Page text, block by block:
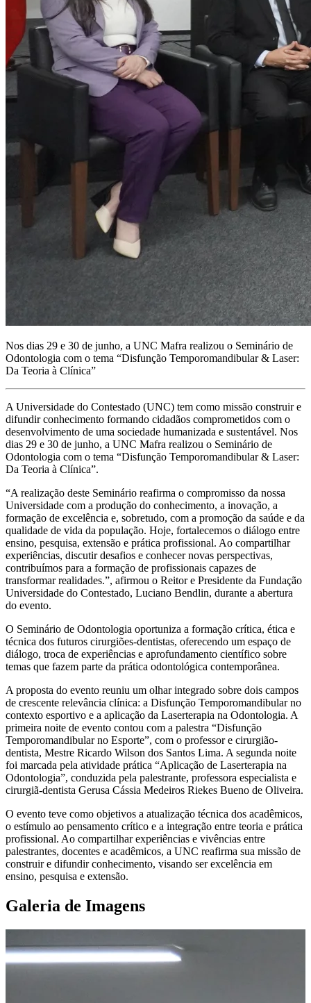
Nos dias 29 e 30 de junho, a UNC Mafra realizou o Seminário de
Odontologia com o tema “Disfunção Temporomandibular & Laser:
Da Teoria à Clínica”
A Universidade do Contestado (UNC) tem como missão construir e
difundir conhecimento formando cidadãos comprometidos com o
desenvolvimento de uma sociedade humanizada e sustentável. Nos
dias 29 e 30 de junho, a UNC Mafra realizou o Seminário de
Odontologia com o tema “Disfunção Temporomandibular & Laser:
Da Teoria à Clínica”.
“A realização deste Seminário reafirma o compromisso da nossa
Universidade com a produção do conhecimento, a inovação, a
formação de excelência e, sobretudo, com a promoção da saúde e da
qualidade de vida da população. Hoje, fortalecemos o diálogo entre
ensino, pesquisa, extensão e prática profissional. Ao compartilhar
experiências, discutir desafios e conhecer novas perspectivas,
contribuímos para a formação de profissionais capazes de
transformar realidades.”, afirmou o Reitor e Presidente da Fundação
Universidade do Contestado, Luciano Bendlin, durante a abertura
do evento.
O Seminário de Odontologia oportuniza a formação crítica, ética e
técnica dos futuros cirurgiões-dentistas, oferecendo um espaço de
diálogo, troca de experiências e aprofundamento científico sobre
temas que fazem parte da prática odontológica contemporânea.
A proposta do evento reuniu um olhar integrado sobre dois campos
de crescente relevância clínica: a Disfunção Temporomandibular no
contexto esportivo e a aplicação da Laserterapia na Odontologia. A
primeira noite de evento contou com a palestra “Disfunção
Temporomandibular no Esporte”, com o professor e cirurgião-
dentista, Mestre Ricardo Wilson dos Santos Lima. A segunda noite
foi marcada pela atividade prática “Aplicação de Laserterapia na
Odontologia”, conduzida pela palestrante, professora especialista e
cirurgiã-dentista Gerusa Cássia Medeiros Riekes Bueno de Oliveira.
O evento teve como objetivos a atualização técnica dos acadêmicos,
o estímulo ao pensamento crítico e a integração entre teoria e prática
profissional. Ao compartilhar experiências e vivências entre
palestrantes, docentes e acadêmicos, a UNC reafirma sua missão de
construir e difundir conhecimento, visando ser excelência em
ensino, pesquisa e extensão.
Galeria de Imagens